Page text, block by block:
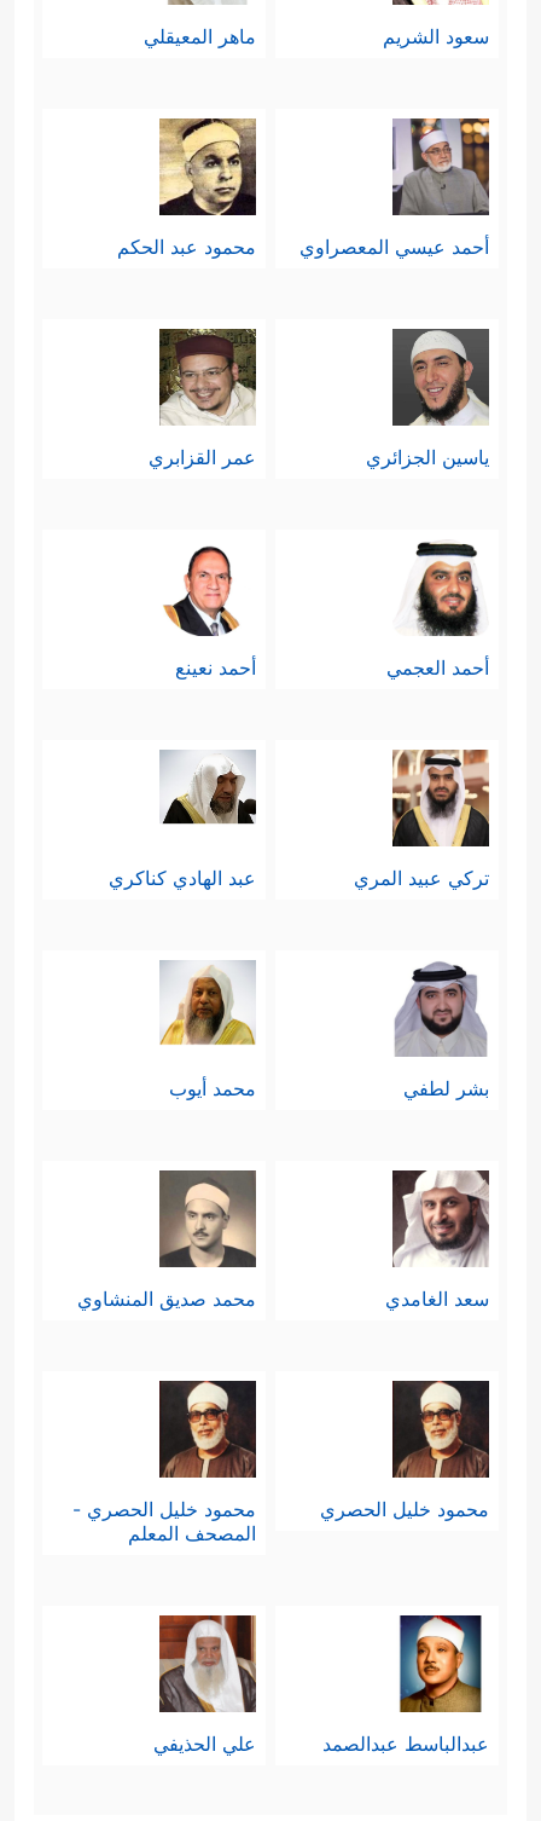
سعود الشريم ماهر المعيقلي
أحمد عيسي المعصراوي محمود عبد الحكم
ياسين الجزائري عمر القزابري
أحمد العجمي أحمد نعينع
تركي عبيد المري عبد الهادي كناكري
بشر لطفي محمد أيوب
سعد الغامدي محمد صديق المنشاوي
محمود خليل الحصري
محمود خليل الحصري -
المصحف المعلم
عبدالباسط عبدالصمد علي الحذيفي